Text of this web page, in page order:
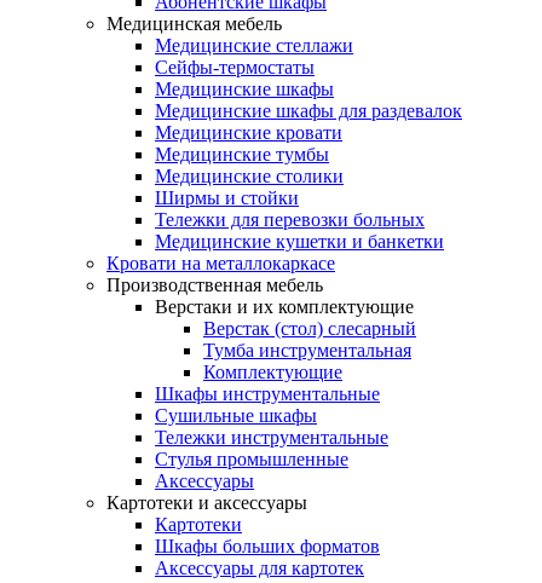
Медицинская мебель
Медицинские стеллажи
Сейфы-термостаты
Медицинские шкафы
Медицинские шкафы для раздевалок
Медицинские кровати
Медицинские тумбы
Медицинские столики
Ширмы и стойки
Тележки для перевозки больных
Медицинские кушетки и банкетки
Кровати на металлокаркасе
Производственная мебель
Верстаки и их комплектующие
Верстак (стол) слесарный
Тумба инструментальная
Комплектующие
Шкафы инструментальные
Сушильные шкафы
Тележки инструментальные
Стулья промышленные
Аксессуары
Картотеки и аксессуары
Картотеки
Шкафы больших форматов
Аксессуары для картотек